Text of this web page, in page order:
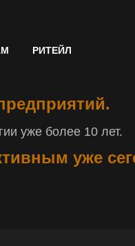
РИТЕЙЛ
уже более 10 лет.
уже